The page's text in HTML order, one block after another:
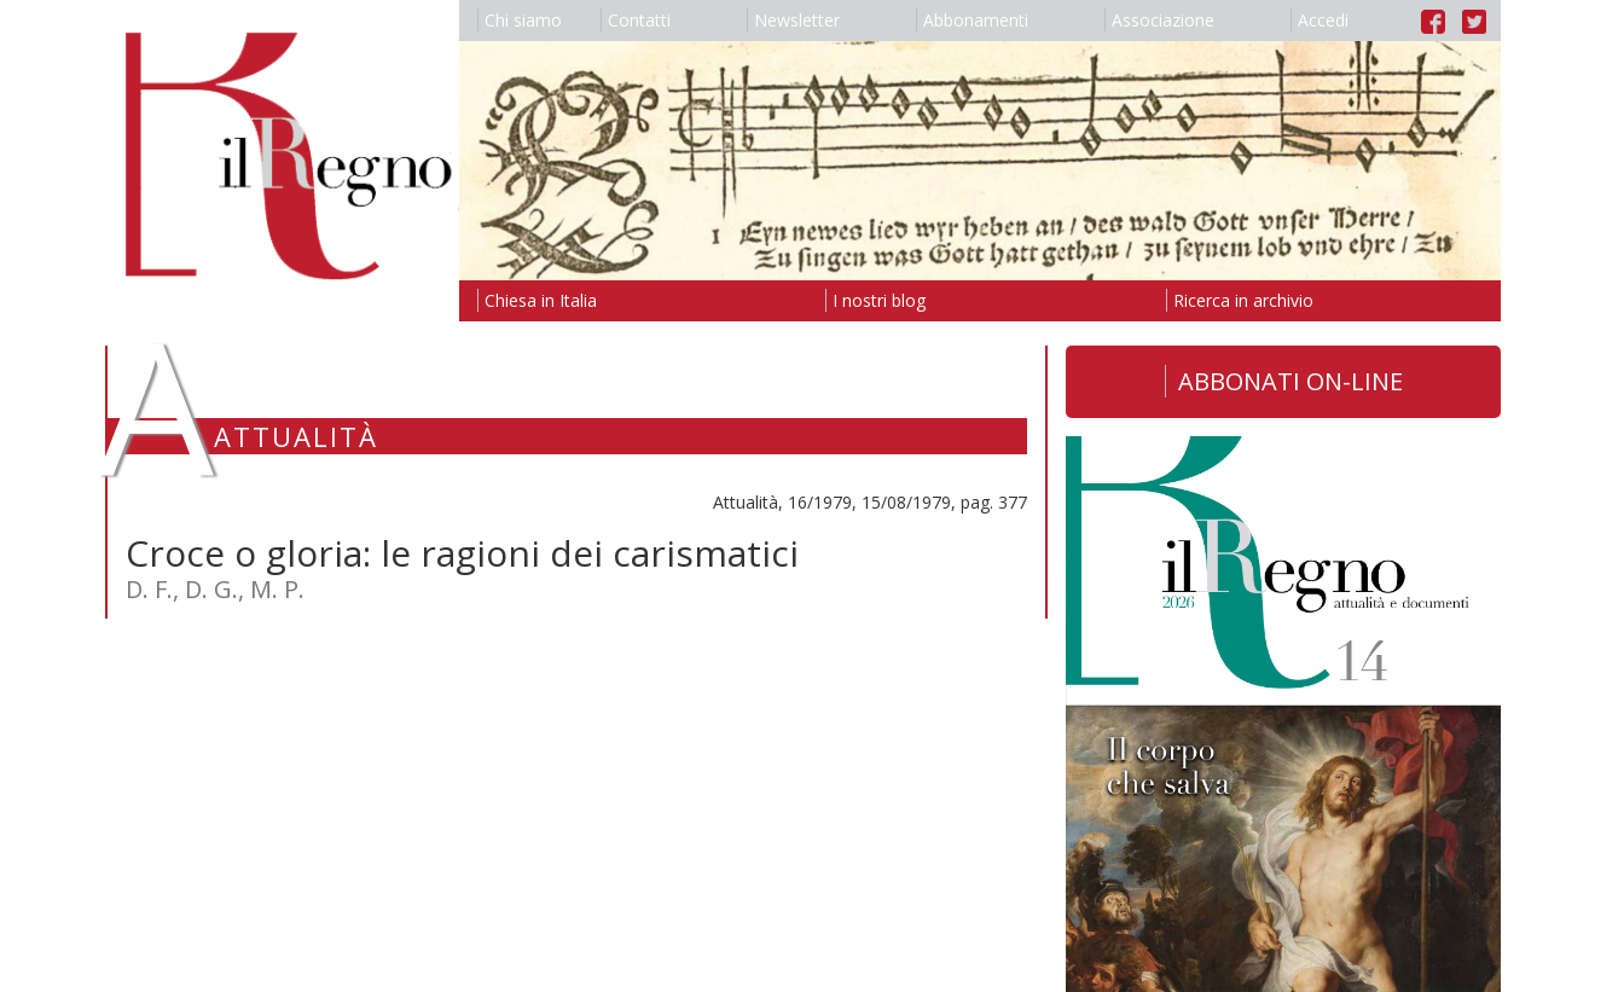
Chi siamo Contatti Newsletter Abbonamenti Associazione Accedi
Chiesa in Italia I nostri blog Ricerca in archivio
AATTUALITÀ
Attualità, 16/1979, 15/08/1979, pag. 377
Croce o gloria: le ragioni dei carismatici
D. F., D. G., M. P.
ABBONATI ON-LINE